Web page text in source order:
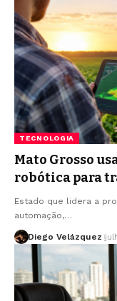
TECNOLOGIA
Mato Grosso
robótica para
Estado que lidera a
automação,…
Diego Velázquez